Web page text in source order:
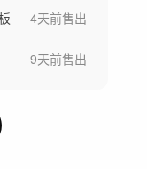
4天前售出
9天前售出